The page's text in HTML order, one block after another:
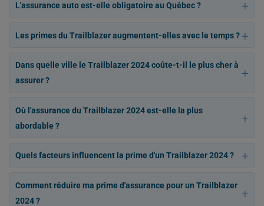
L'assurance auto est-elle obligatoire au Québec ?
Les primes du Trailblazer augmentent-elles avec le temps ?
Dans quelle ville le Trailblazer 2024 coûte-t-il le plus cher à
assurer ?
Où l'assurance du Trailblazer 2024 est-elle la plus
abordable ?
Quels facteurs influencent la prime d'un Trailblazer 2024 ?
Comment réduire ma prime d'assurance pour un Trailblazer
2024 ?